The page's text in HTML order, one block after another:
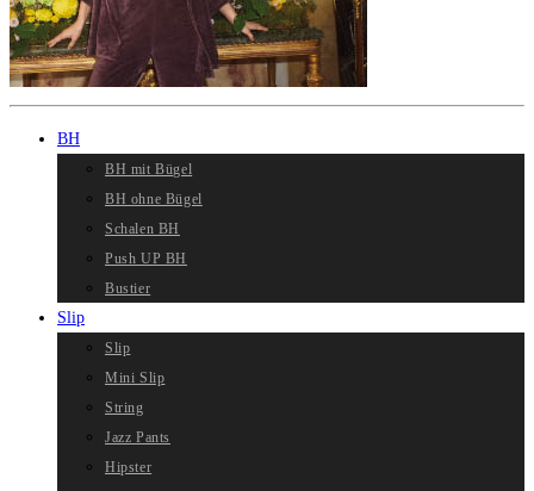
BH
BH mit Bügel
BH ohne Bügel
Schalen BH
Push UP BH
Bustier
Slip
Slip
Mini Slip
String
Jazz Pants
Hipster